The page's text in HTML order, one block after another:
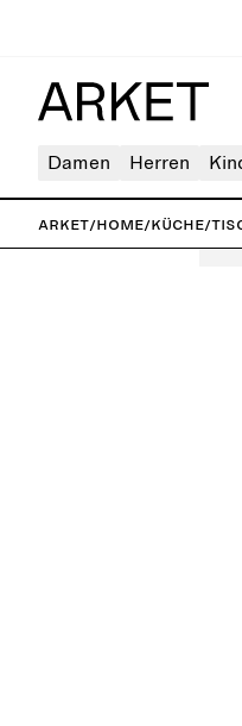
Damen Herren
ARKET/Home/Küche/